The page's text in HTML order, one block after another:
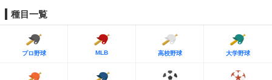
種目一覧
プロ野球 MLB 高校野球 大学野球